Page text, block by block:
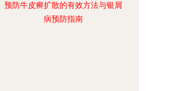
预防牛皮癣扩散的有效方法与银屑
病预防指南